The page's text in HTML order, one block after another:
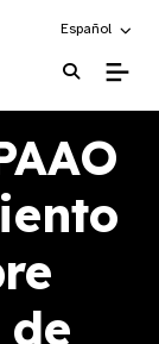
Choose an
Español
de